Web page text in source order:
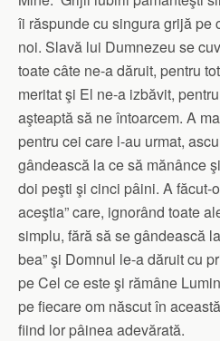
îi răspunde cu singura grijă pe
noi. Slavă lui Dumnezeu se
toate câte ne-a dăruit, pentru
meritat şi El ne-a izbăvit,
aşteaptă să ne întoarcem. A
pentru cei care l-au urmat,
gândească la ce să mănânce
doi peşti şi cinci pâini. A făcut-
aceştia” care, ignorând toate
simplu, fără să se gândească
bea” şi Domnul le-a dăruit cu
pe Cel ce este şi rămâne
pe fiecare om născut în
fiind lor pâinea adevărată.